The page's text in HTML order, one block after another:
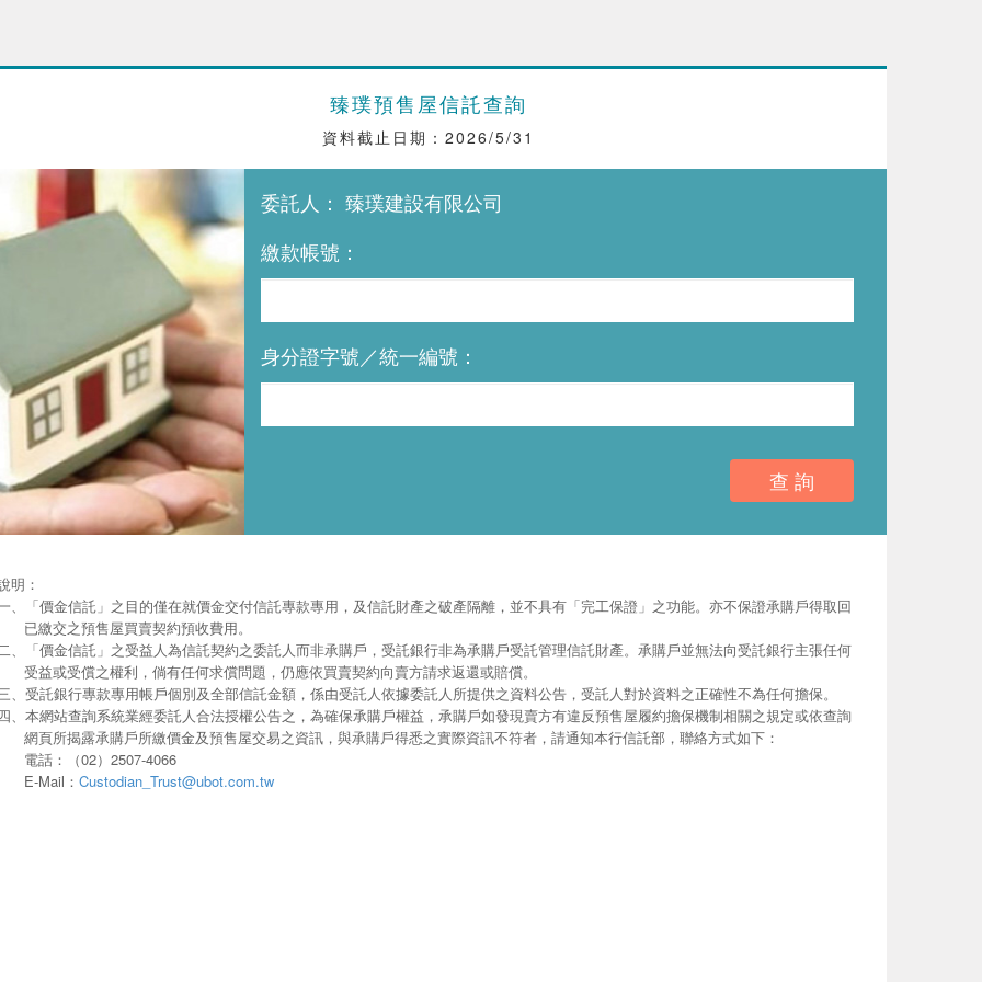
臻璞預售屋信託查詢
資料截止日期：2026/5/31
委託人： 臻璞建設有限公司
繳款帳號：
身分證字號／統一編號：
查 詢
明：
、
「價金信託」之目的僅在就價金交付信託專款專用，及信託財產之破產隔離，並不具有「完工保證」之功能。亦不保證承購戶得取回
已繳交之預售屋買賣契約預收費用。
、
「價金信託」之受益人為信託契約之委託人而非承購戶，受託銀行非為承購戶受託管理信託財產。承購戶並無法向受託銀行主張任何
受益或受償之權利，倘有任何求償問題，仍應依買賣契約向賣方請求返還或賠償。
、受託銀行專款專用帳戶個別及全部信託金額，係由受託人依據委託人所提供之資料公告，受託人對於資料之正確性不為任何擔保。
、本網站查詢系統業經委託人合法授權公告之，為確保承購戶權益，承購戶如發現賣方有違反預售屋履約擔保機制相關之規定或依查詢
網頁所揭露承購戶所繳價金及預售屋交易之資訊，與承購戶得悉之實際資訊不符者，請通知本行信託部，聯絡方式如下：
電話：（02）2507-4066
E-Mail：Custodian_Trust@ubot.com.tw